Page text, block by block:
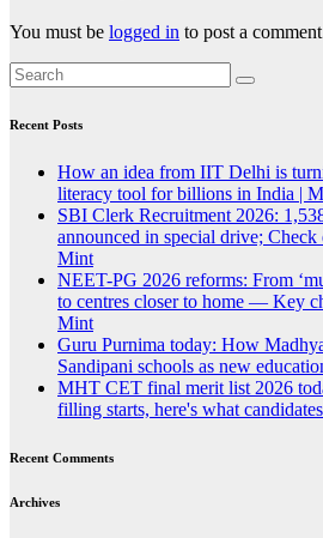
You must be logged in to post a
Recent Posts
How an idea from IIT Delhi is
literacy tool for billions in India |
SBI Clerk Recruitment 2026:
announced in special drive;
Mint
NEET-PG 2026 reforms: From
to centres closer to home — Key
Mint
Guru Purnima today: How
Sandipani schools as new
MHT CET final merit list 2026
filling starts, here's what
Recent Comments
Archives